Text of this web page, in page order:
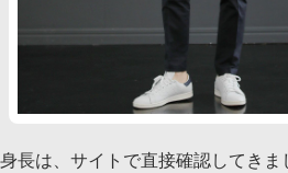
身長は、サイトで直接確認してき